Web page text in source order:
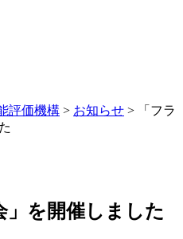
評価機構 > お知らせ >
「フラ
」を開催しました